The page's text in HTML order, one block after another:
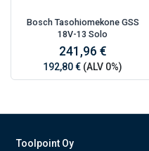
Bosch Tasohiomekone GSS
18V-13 Solo
241,96 €
192,80 € (ALV 0%)
Toolpoint Oy